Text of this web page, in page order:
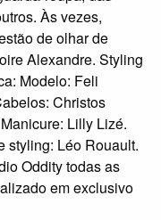
Às vezes,
de olhar de
Alexandre. Styling
Modelo: Feli
Christos
Lilly Lizé.
styling: Léo Rouault.
Oddity todas as
em exclusivo